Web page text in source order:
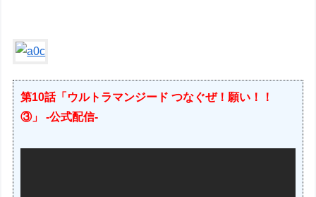
第10話「ウルトラマンジード つなぐぜ！願い！！
③」 -公式配信-